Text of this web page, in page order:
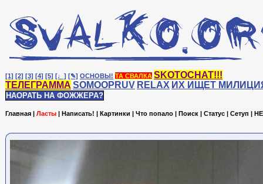
[1] [2] [3] [4] [5] [♩] [✎] ОСНОВЫ! ТА СВАЛКА SKOTOCHAT!!!
ТЕЛЕГРАММА SOMOOPRUV RELAX ИХ ИЩЕТ
НАОРАТЬ НА ФОЖЖЕРА?
Главная | Ласты | Написать! | Картинки | Что попало | Поиск | Статус | Сетуп |